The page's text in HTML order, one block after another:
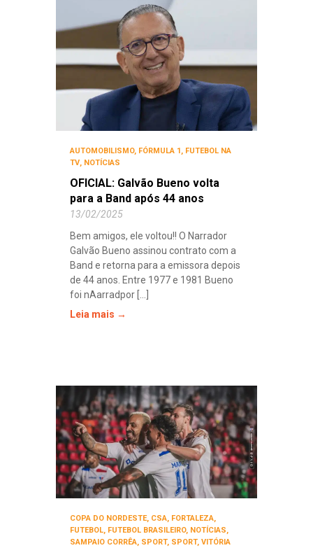
AUTOMOBILISMO, FÓRMULA 1, FUTEBOL NA
TV, NOTÍCIAS
OFICIAL: Galvão Bueno volta
para a Band após 44 anos
13/02/2025
Bem amigos, ele voltou!! O Narrador
Galvão Bueno assinou contrato com a
Band e retorna para a emissora depois
de 44 anos. Entre 1977 e 1981 Bueno
foi nAarradpor [...]
Leia mais →
COPA DO NORDESTE, CSA, FORTALEZA,
FUTEBOL, FUTEBOL BRASILEIRO, NOTÍCIAS,
SAMPAIO CORRÊA, SPORT, SPORT, VITÓRIA